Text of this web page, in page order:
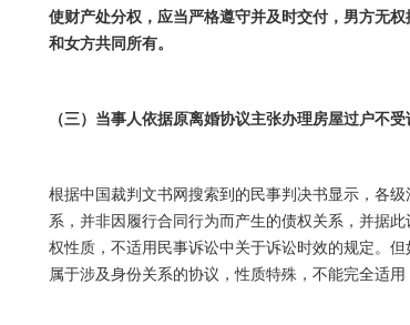
使财产处分权，应当严格遵守并及时交付，男方无
和女方共同所有。
（三）当事人依据原离婚协议主张办理房屋过户不受
根据中国裁判文书网搜索到的民事判决书显示，各
系，并非因履行合同行为而产生的债权关系，并据
权性质，不适用民事诉讼中关于诉讼时效的规定。
属于涉及身份关系的协议，性质特殊，不能完全适用